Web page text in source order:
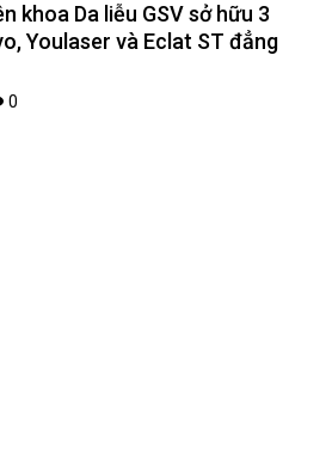
khoa Da liễu GSV sở hữu 3
Youlaser và Eclat ST đẳng
0